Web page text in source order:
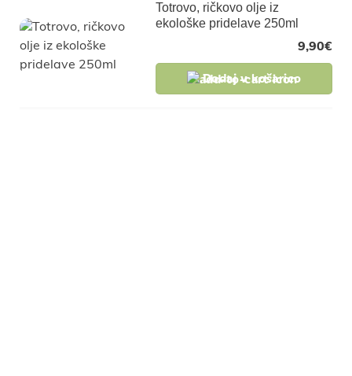
Totrovo, ričkovo olje iz
ekološke pridelave 250ml
9,90€
Dodaj v košarico